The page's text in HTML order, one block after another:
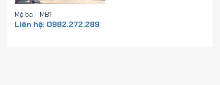
Mộ ba – MB1
Liên hệ: 0982.272.289